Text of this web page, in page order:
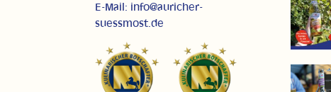
E-Mail: info@auricher-
suessmost.de